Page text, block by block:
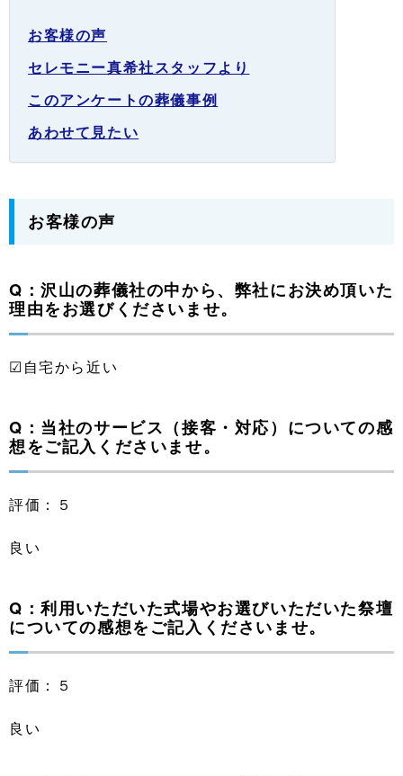
お客様の声
セレモニー真希社スタッフより
このアンケートの葬儀事例
あわせて見たい
お客様の声
Q：沢山の葬儀社の中から、弊社にお決め頂いた
理由をお選びくださいませ。
☑自宅から近い
Q：当社のサービス（接客・対応）についての感
想をご記入くださいませ。
評価：５
良い
Q：利用いただいた式場やお選びいただいた祭壇
についての感想をご記入くださいませ。
評価：５
良い